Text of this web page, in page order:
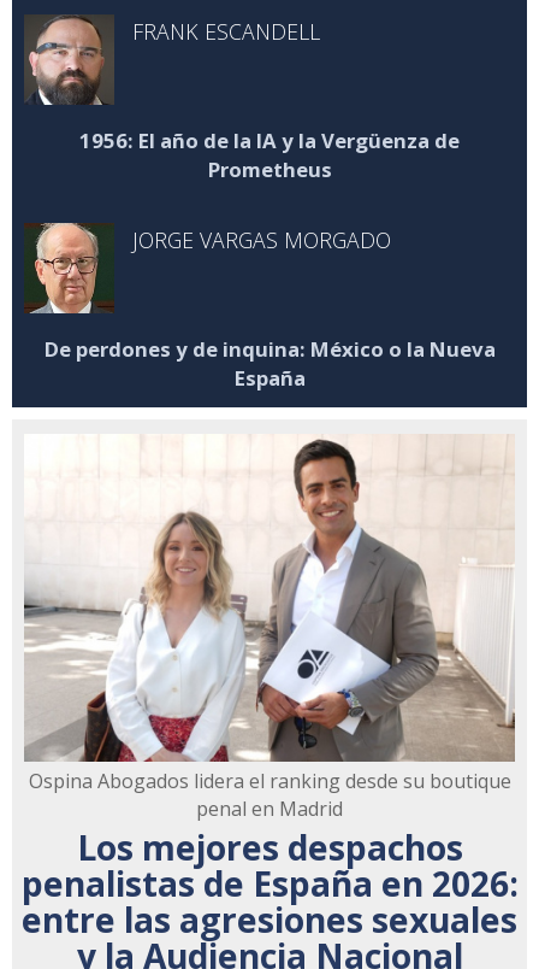
FRANK ESCANDELL
1956: El año de la IA y la Vergüenza de
Prometheus
JORGE VARGAS MORGADO
De perdones y de inquina: México o la Nueva
España
Ospina Abogados lidera el ranking desde su boutique
penal en Madrid
Los mejores despachos
penalistas de España en 2026:
entre las agresiones sexuales
y la Audiencia Nacional